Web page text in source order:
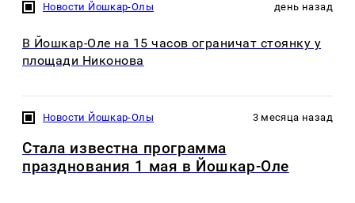
Новости Йошкар-Олы день назад
В Йошкар-Оле на 15 часов ограничат стоянку у
площади Никонова
Новости Йошкар-Олы 3 месяца назад
Стала известна программа
празднования 1 мая в Йошкар-Оле